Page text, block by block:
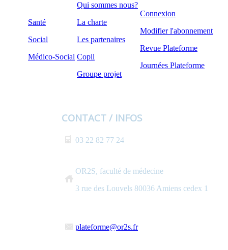
Santé
Social
Médico-Social
Qui sommes nous?
La charte
Les partenaires
Copil
Groupe projet
Connexion
Modifier l'abonnement
Revue Plateforme
Journées Plateforme
CONTACT / INFOS
03 22 82 77 24
OR2S, faculté de médecine
3 rue des Louvels 80036 Amiens cedex 1
plateforme@or2s.fr